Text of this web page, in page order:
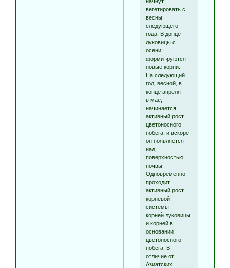
вегетировать с
весны
следующего
года. В донце
луковицы с
осени
форми¬руются
новые корни.
На следующий
год, весной, в
конце апреля —
в мае,
начинается
активный рост
цветоносного
побега, и вскоре
он появляется
над
поверхностью
почвы.
Одновременно
проходит
активный рост
корневой
системы —
корней луковицы
и корней в
основании
цветоносного
побега. В
отличие от
Азиатских